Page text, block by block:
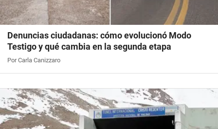
Denuncias ciudadanas: cómo evolucionó Modo
Testigo y qué cambia en la segunda etapa
Por Carla Canizzaro